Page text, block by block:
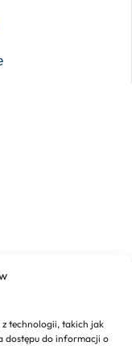
z technologii, takich jak
dostępu do informacji o